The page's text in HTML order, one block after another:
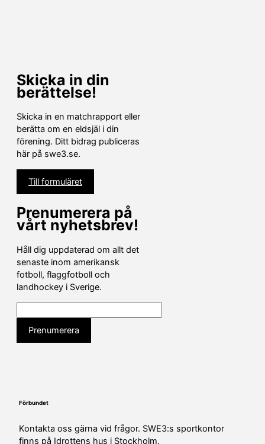
Skicka in din
berättelse!
Skicka in en matchrapport eller
berätta om en eldsjäl i din
förening. Ditt bidrag publiceras
här på swe3.se.
Till formuläret
Prenumerera på
vårt nyhetsbrev!
Håll dig uppdaterad om allt det
senaste inom amerikansk
fotboll, flaggfotboll och
landhockey i Sverige.
Förbundet
Kontakta oss gärna vid frågor. SWE3:s sportkontor
finns på Idrottens hus i Stockholm.